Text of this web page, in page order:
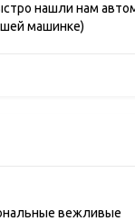
нашли нам
машинке)
вежливые